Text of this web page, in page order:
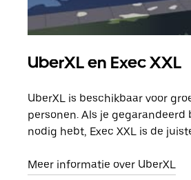
UberXL en Exec XXL
UberXL is beschikbaar voor
personen. Als je gegarandeerd
nodig hebt, Exec XXL is de
Meer informatie over UberXL